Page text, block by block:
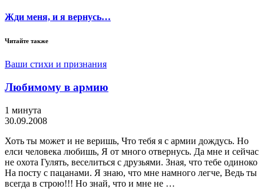
Жди меня, и я вернусь…
Читайте также
Ваши стихи и признания
Любимому в армию
1 минута
30.09.2008
Хоть ты может и не веришь, Что тебя я с армии дождусь. Но
елси человека любишь, Я от много отвернусь. Да мне и сейчас
не охота Гулять, веселиться с друзьями. Зная, что тебе одиноко
На посту с пацанами. Я знаю, что мне намного легче, Ведь ты
всегда в строю!!! Но знай, что и мне не …